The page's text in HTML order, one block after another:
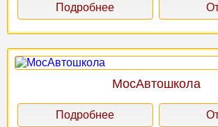
Подробнее
МосАвтошкола
Подробнее